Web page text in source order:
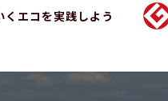
エコを実践しよう